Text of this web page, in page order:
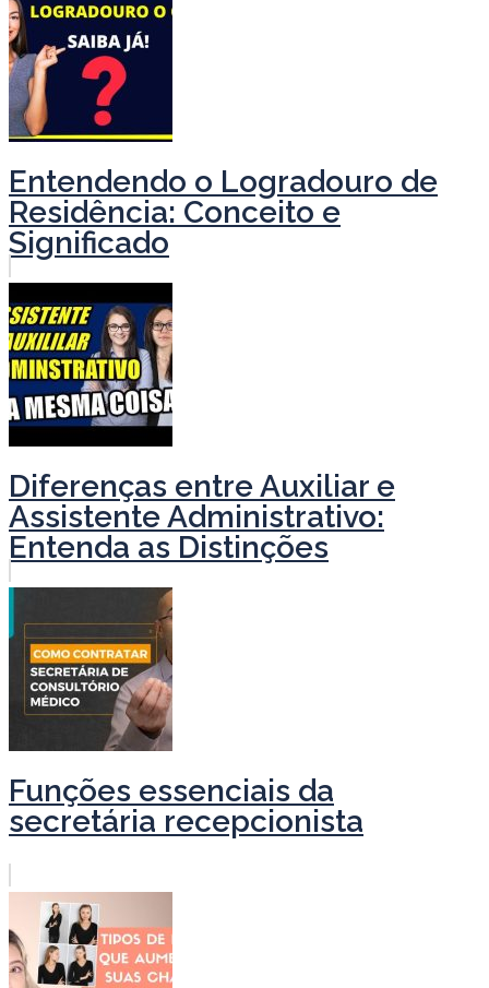
Entendendo o Logradouro de
Residência: Conceito e
Significado
Diferenças entre Auxiliar e
Assistente Administrativo:
Entenda as Distinções
Funções essenciais da
secretária recepcionista